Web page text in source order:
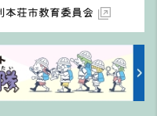
荘市教育委員会